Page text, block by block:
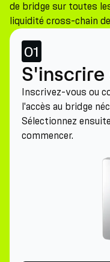
de bridge sur toutes
liquidité cross-chain de
01
S'inscrire
Inscrivez-vous ou
l'accès au bridge
Sélectionnez
commencer.